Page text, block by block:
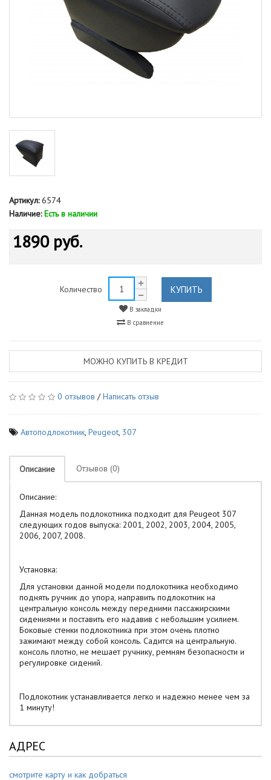
Артикул:6574
Наличие: Есть в наличии
1890 руб.
Количество КУПИТЬ
В закладки
В сравнение
МОЖНО КУПИТЬ В КРЕДИТ
0 отзывов /Написать отзыв
Автоподлокотник, Peugeot, 307
Описание Отзывов (0)
Описание:
Данная модель подлокотника подходит для Peugeot 307
следующих годов выпуска: 2001, 2002, 2003, 2004, 2005,
2006, 2007, 2008.
Установка:
Для установки данной модели подлокотника необходимо
поднять ручник до упора, направить подлокотник на
центральную консоль между передними пассажирскими
сидениями и поставить его надавив с небольшим усилием.
Боковые стенки подлокотника при этом очень плотно
зажимают между собой консоль. Садится на центральную.
консоль плотно, не мешает ручнику, ремням безопасности и
регулировке сидений.
Подлокотник устанавливается легко и надежно менее чем за
1 минуту!
АДРЕС
смотрите карту и как добраться